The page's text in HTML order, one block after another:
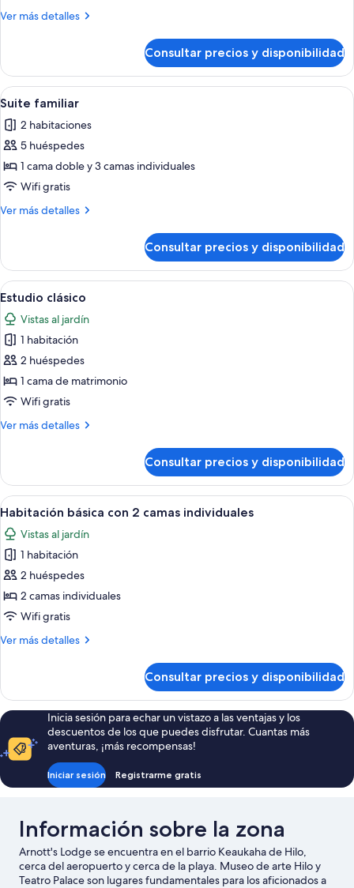
habitación
Ver más detalles
Más
estudio,
habitación
Consultar precios y disponibilidad
Abrir
todas
las
fotos
de
Suite
familiar
Un dormitorio con cama, dos
7
Suite familiar
2 habitaciones
5 huéspedes
1 cama doble y 3 camas individuales
Wifi gratis
Ver más detalles
Más
familiar
Consultar precios y disponibilidad
Abrir
todas
las
fotos
de
Estudio
clásico
Un dormitorio con cama, mesita de
8
Estudio clásico
Vistas al jardín
1 habitación
2 huéspedes
1 cama de matrimonio
Wifi gratis
Ver más detalles
Más
clásico
Consultar precios y disponibilidad
Abrir
todas
las
fotos
de
Habitación
básica
2
Habitación de hotel con dos camas,
4
Habitación básica con 2 camas individuales
Vistas al jardín
1 habitación
2 huéspedes
2 camas individuales
Wifi gratis
Ver más detalles
Más
básica
con
2
camas
individuales
Consultar precios y disponibilidad
Inicia sesión para echar un vistazo a las ventajas y los
descuentos de los que puedes disfrutar. Cuantas más
aventuras, ¡más recompensas!
Iniciar sesión Registrarme gratis
Información sobre la zona
Arnott's Lodge se encuentra en el barrio Keaukaha de Hilo,
cerca del aeropuerto y cerca de la playa. Museo de arte Hilo y
Teatro Palace son lugares fundamentales para los aficionados a